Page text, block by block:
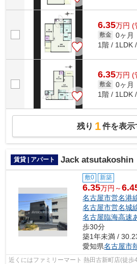
6.35万円 (
敷金 0ヶ月
1階 / 1LDK
6.35万円 (
敷金 0ヶ月
1階 / 1LDK
残り 1件を表示
賃貸 | アパート Jack
敷0 新築
6.35万円～
名古屋市営名港
名古屋市営名城
名古屋臨海高速
歩30分
築1年未満 /
愛知県名古屋市
近くにはファミリーマート 熱田古新町店(徒